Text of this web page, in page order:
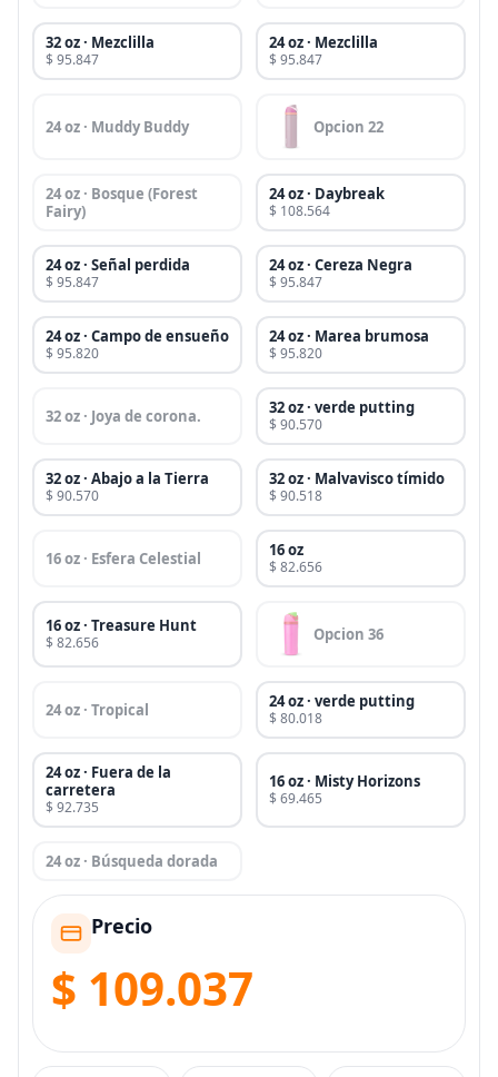
32 oz · Mezclilla
$ 95.847
24 oz · Mezclilla
$ 95.847
24 oz · Muddy Buddy Opcion 22
24 oz · Bosque (Forest
Fairy)
24 oz · Daybreak
$ 108.564
24 oz · Señal perdida
$ 95.847
24 oz · Cereza Negra
$ 95.847
24 oz · Campo de ensueño
$ 95.820
24 oz · Marea brumosa
$ 95.820
32 oz · Joya de corona. 32 oz · verde putting
$ 90.570
32 oz · Abajo a la Tierra
$ 90.570
32 oz · Malvavisco tímido
$ 90.518
16 oz · Esfera Celestial 16 oz
$ 82.656
16 oz · Treasure Hunt
$ 82.656 Opcion 36
24 oz · Tropical 24 oz · verde putting
$ 80.018
24 oz · Fuera de la
carretera
$ 92.735
16 oz · Misty Horizons
$ 69.465
24 oz · Búsqueda dorada
Precio
$ 109.037